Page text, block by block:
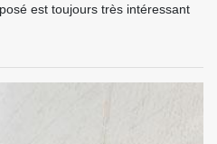
est toujours très intéressant